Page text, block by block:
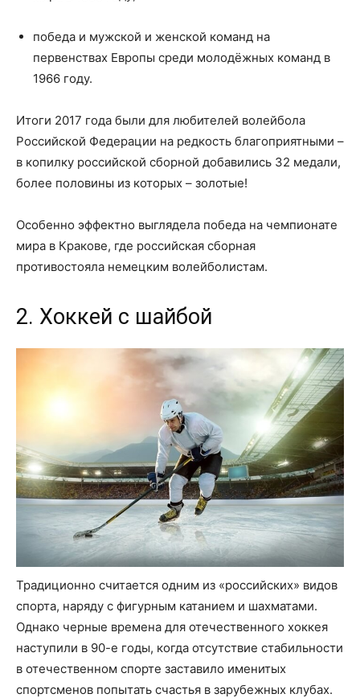
победа и мужской и женской команд на
первенствах Европы среди молодёжных команд в
1966 году.
Итоги 2017 года были для любителей волейбола
Российской Федерации на редкость благоприятными –
в копилку российской сборной добавились 32 медали,
более половины из которых – золотые!
Особенно эффектно выглядела победа на чемпионате
мира в Кракове, где российская сборная
противостояла немецким волейболистам.
2. Хоккей с шайбой
Традиционно считается одним из «российских» видов
спорта, наряду с фигурным катанием и шахматами.
Однако черные времена для отечественного хоккея
наступили в 90-е годы, когда отсутствие стабильности
в отечественном спорте заставило именитых
спортсменов попытать счастья в зарубежных клубах.